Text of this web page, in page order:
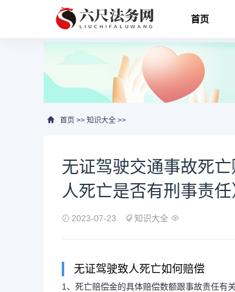
首页
首页 >> 知识大全 >>
无证驾驶交通事故死
人死亡是否有刑事责任
2023-07-23 知识大全
无证驾驶致人死亡如何赔偿
1、死亡赔偿金的具体赔偿数额跟事故责任有